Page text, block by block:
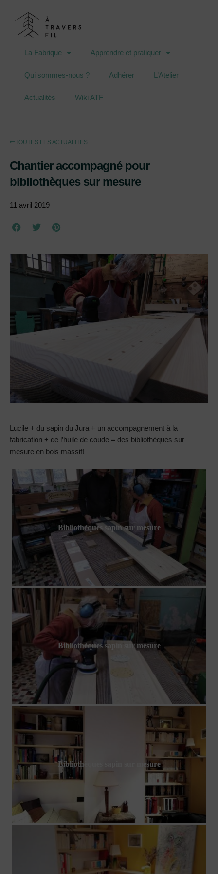
La Fabrique Apprendre et pratiquer
Qui sommes-nous ? Adhérer L’Atelier
Actualités Wiki ATF
TOUTES LES ACTUALITÉS
Chantier accompagné pour
bibliothèques sur mesure
11 avril 2019
Lucile + du sapin du Jura + un accompagnement à la
fabrication + de l’huile de coude = des bibliothèques sur
mesure en bois massif!
Bibliothèques sapin sur mesure
Bibliothèques sapin sur mesure
Bibliothèques sapin sur mesure